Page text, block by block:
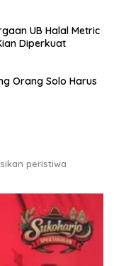
UB Halal Metric
Diperkuat
Orang Solo Harus
peristiwa